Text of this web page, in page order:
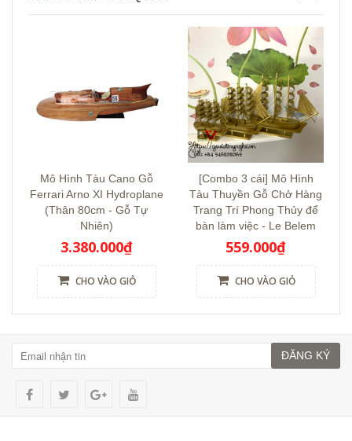
Mô Hình Tàu Cano Gỗ
Ferrari Arno XI Hydroplane
(Thân 80cm - Gỗ Tự
Nhiên)
3.380.000₫
CHO VÀO GIỎ
[Combo 3 cái] Mô Hình
Tàu Thuyền Gỗ Chở Hàng
Trang Trí Phong Thủy để
bàn làm việc - Le Belem
559.000₫
CHO VÀO GIỎ
ĐĂNG KÝ